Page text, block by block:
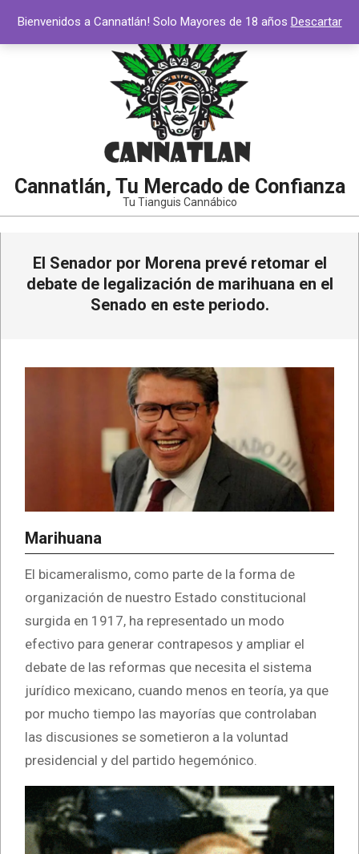
contenido
Cannatlán, Tu Mercado de Confianza
Tu Tianguis Cannábico
navegación
El Senador por Morena prevé retomar el
debate de legalización de marihuana en el
Senado en este periodo.
Marihuana
El bicameralismo, como parte de la forma de
organización de nuestro Estado constitucional
surgida en 1917, ha representado un modo
efectivo para generar contrapesos y ampliar el
debate de las reformas que necesita el sistema
jurídico mexicano, cuando menos en teoría, ya que
por mucho tiempo las mayorías que controlaban
las discusiones se sometieron a la voluntad
presidencial y del partido hegemónico.
Bienvenidos a Cannatlán! Solo Mayores de 18 años Descartar